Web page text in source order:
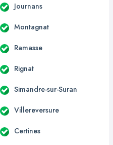
Journans
Montagnat
Ramasse
Rignat
Simandre-sur-Suran
Villereversure
Certines